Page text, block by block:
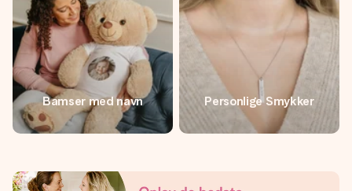
Bamser med navn Personlige Smykker